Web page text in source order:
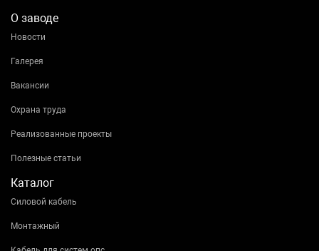
О заводе
Новости
Галерея
Вакансии
Охрана труда
Реализованные проекты
Полезные статьи
Каталог
Силовой кабель
Монтажный